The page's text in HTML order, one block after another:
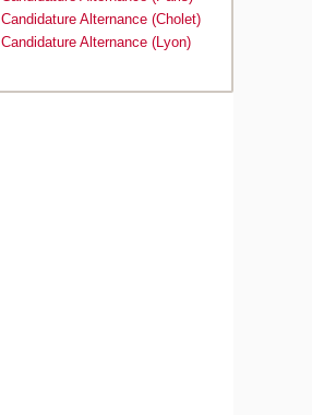
Candidature Alternance (Cholet)
Candidature Alternance (Lyon)